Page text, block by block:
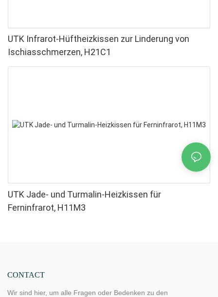
UTK Infrarot-Hüftheizkissen zur Linderung von
Ischiasschmerzen, H21C1
UTK Jade- und Turmalin-Heizkissen für
Ferninfrarot, H11M3
CONTACT
Wir sind hier, um alle Fragen oder Bedenken zu den